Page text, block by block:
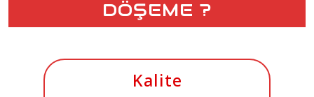
DÖŞEME ?
Kalite